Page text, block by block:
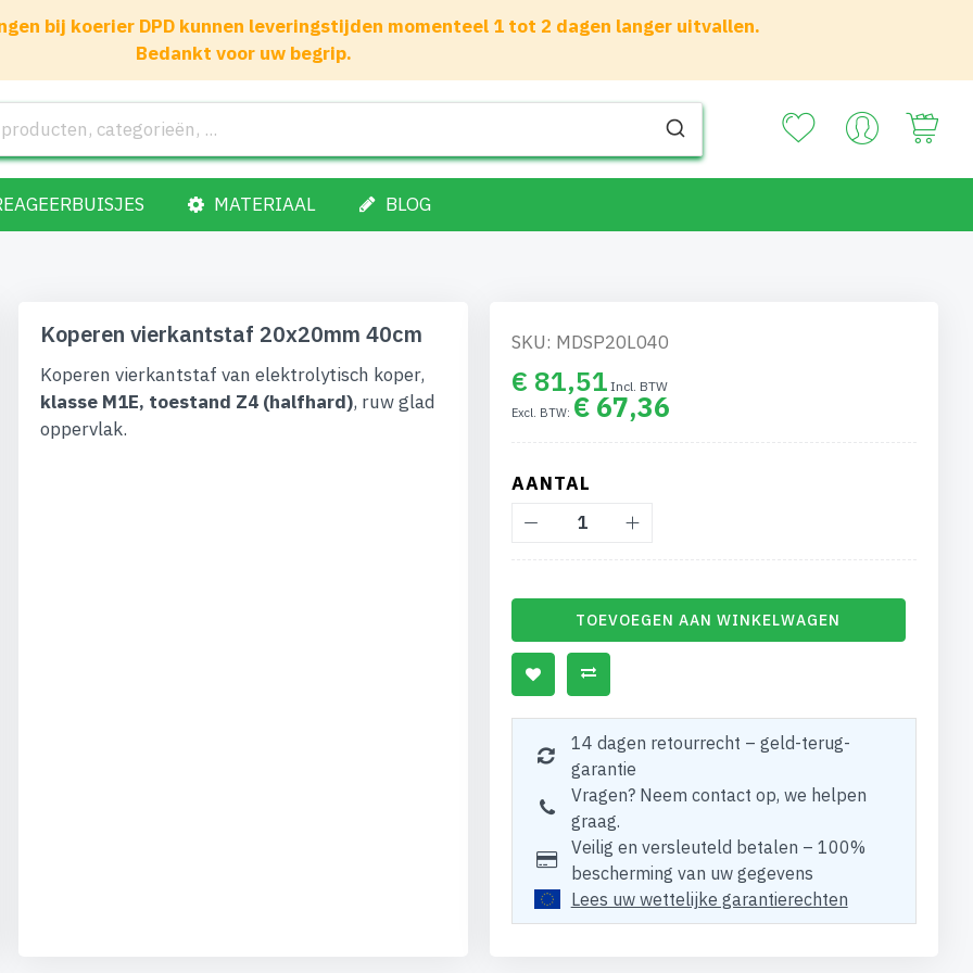
bij koerier DPD kunnen leveringstijden momenteel 1 tot 2 dagen langer uitvallen.
Bedankt voor uw begrip.
MATERIAAL BLOG
Koperen vierkantstaf 20x20mm 40cm
Koperen vierkantstaf van elektrolytisch koper,
klasse M1E, toestand Z4 (halfhard), ruw glad
oppervlak.
SKU: MDSP20L040
€ 81,51
€ 67,36
AANTAL
TOEVOEGEN AAN WINKELWAGEN
14 dagen retourrecht – geld-terug-
garantie
Vragen? Neem contact op, we helpen
graag.
Veilig en versleuteld betalen – 100%
bescherming van uw gegevens
Lees uw wettelijke garantierechten